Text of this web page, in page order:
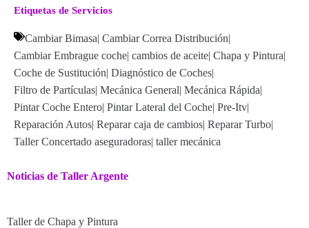
Etiquetas de Servicios
Cambiar Bimasa| Cambiar Correa Distribución|
Cambiar Embrague coche| cambios de aceite| Chapa y Pintura|
Coche de Sustitución| Diagnóstico de Coches|
Filtro de Partículas| Mecánica General| Mecánica Rápida|
Pintar Coche Entero| Pintar Lateral del Coche| Pre-Itv|
Reparación Autos| Reparar caja de cambios| Reparar Turbo|
Taller Concertado aseguradoras| taller mecánica
Noticias de Taller Argente
Taller de Chapa y Pintura